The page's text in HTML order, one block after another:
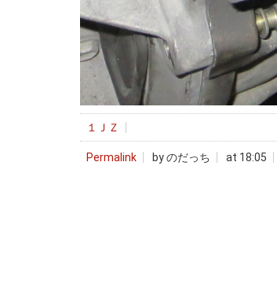
１ＪＺ
Permalink by のだっち at 18:05